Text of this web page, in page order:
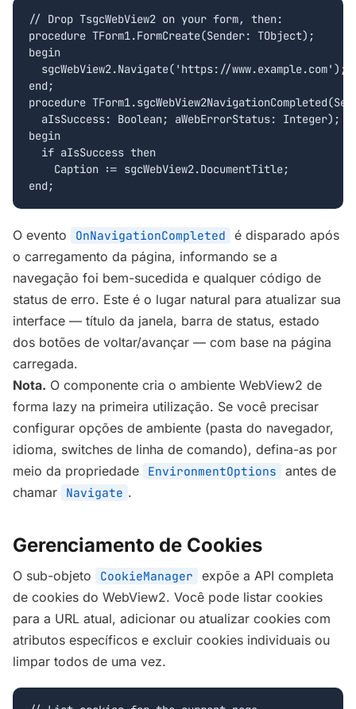
// Drop TsgcWebView2 on your form, then:
procedure TForm1.FormCreate(Sender: TObject);
begin
  sgcWebView2.Navigate('https://www.example.com');
end;
procedure
  aIsSuccess: Boolean; aWebErrorStatus: Integer);
begin
  if aIsSuccess then
    Caption := sgcWebView2.DocumentTitle;
end;
O evento OnNavigationCompleted
é disparado após
o carregamento da página, informando se a
navegação foi bem-sucedida e qualquer código de
status de erro. Este é o lugar natural para atualizar sua
interface — título da janela, barra de status, estado
dos botões de voltar/avançar — com base na página
carregada.
Nota. O componente cria o ambiente WebView2 de
forma lazy na primeira utilização. Se você precisar
configurar opções de ambiente (pasta do navegador,
idioma, switches de linha de comando), defina-as por
meio da propriedade
EnvironmentOptions
antes de
chamar
Navigate .
Gerenciamento de Cookies
O sub-objeto CookieManager
expõe a API completa
de cookies do WebView2. Você pode listar cookies
para a URL atual, adicionar ou atualizar cookies com
atributos específicos e excluir cookies individuais ou
limpar todos de uma vez.